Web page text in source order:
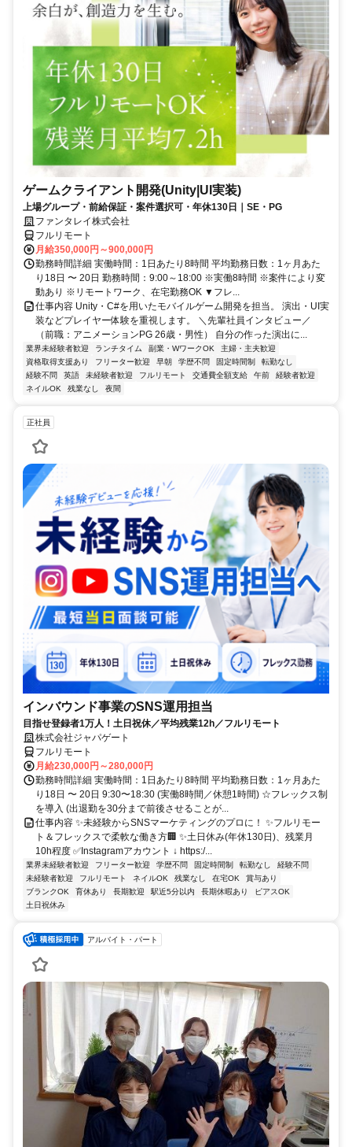
ゲームクライアント開発(Unity|UI実装)
上場グループ・前給保証・案件選択可・年休130日｜SE・PG
ファンタレイ株式会社
フルリモート
月給350,000円～900,000円
勤務時間詳細 実働時間：1日あたり8時間 平均勤務日数：1ヶ月あた
り18日 〜 20日 勤務時間：9:00～18:00 ※実働8時間 ※案件により変
動あり ※リモートワーク、在宅勤務OK ▼フレ...
仕事内容 Unity・C#を用いたモバイルゲーム開発を担当。 演出・UI実
装などプレイヤー体験を重視します。 ＼先輩社員インタビュー／
（前職：アニメーションPG 26歳・男性） 自分の作った演出に...
業界未経験者歓迎 ランチタイム 副業・WワークOK
主婦・主夫歓迎
資格取得支援あり
フリーター歓迎 早朝 学歴不問 固定時間制
転勤なし
経験不問
英語 未経験者歓迎 フルリモート 交通費全額支給 午前
経験者歓迎
ネイルOK
残業なし 夜間
正社員
インバウンド事業のSNS運用担当
目指せ登録者1万人！土日祝休／平均残業12h／フルリモート
株式会社ジャパゲート
フルリモート
月給230,000円～280,000円
勤務時間詳細 実働時間：1日あたり8時間 平均勤務日数：1ヶ月あた
り18日 〜 20日 9:30〜18:30 (実働8時間／休憩1時間) ☆フレックス制
を導入 (出退勤を30分まで前後させることが...
仕事内容 ✨未経験からSNSマーケティングのプロに！ ✨フルリモー
ト＆フレックスで柔軟な働き方🏢 ✨土日休み(年休130日)、残業月
10h程度 ✅Instagramアカウント ↓ https:/...
業界未経験者歓迎 フリーター歓迎 学歴不問 固定時間制 転勤なし
経験不問
未経験者歓迎
フルリモート ネイルOK 残業なし 在宅OK
賞与あり
ブランクOK
育休あり 長期歓迎 駅近5分以内 長期休暇あり
ピアスOK
土日祝休み
アルバイト・パート